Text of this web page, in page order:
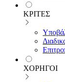
ΚΡΙΤΕΣ
ΧΟΡΗΓΟΙ